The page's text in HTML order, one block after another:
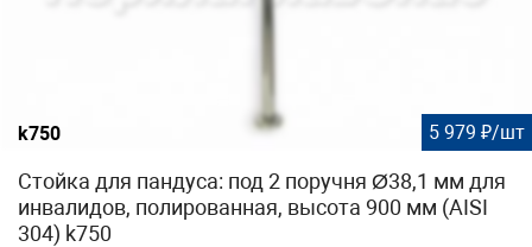
k750 5 979 ₽/шт
Стойка для пандуса: под 2 поручня Ø38,1 мм для
инвалидов, полированная, высота 900 мм (AISI
304) k750